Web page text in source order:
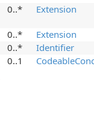
0..* Extension
0..*
Extension
0..*
Identifier
0..1